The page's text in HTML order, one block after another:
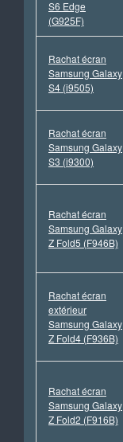
S6 Edge
(G925F)
Rachat écran
Samsung Galaxy
S4 (i9505)
Rachat écran
Samsung Galaxy
S3 (i9300)
Rachat écran
Samsung Galaxy
Z Fold5 (F946B)
Rachat écran
extérieur
Samsung Galaxy
Z Fold4 (F936B)
Rachat écran
Samsung Galaxy
Z Fold2 (F916B)